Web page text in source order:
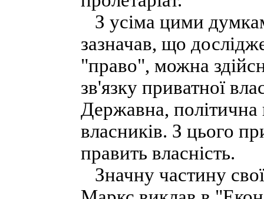
З усіма цими
зазначав, що
"право", можна
зв'язку приватної
Державна, політична
власників. З цього
править власність.
Значну частину